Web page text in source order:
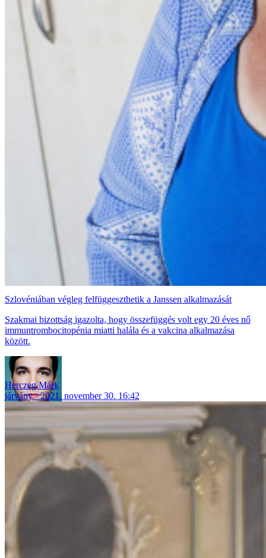
Szlovéniában végleg felfüggeszthetik a Janssen alkalmazását
Szakmai bizottság igazolta, hogy összefüggés volt egy 20 éves nő
immuntrombocitopénia miatti halála és a vakcina alkalmazása
között.
Herczeg Márk
járvány
2021. november 30. 16:42